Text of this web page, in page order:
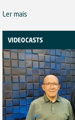
Ler mais
VIDEOCASTS